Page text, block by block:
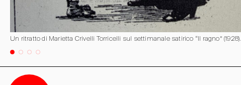
Un ritratto di Marietta Crivelli Torricelli sul settimanale satirico “Il ragno” (1928).